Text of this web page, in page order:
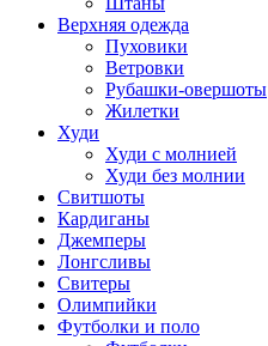
Верхняя одежда
Пуховики
Ветровки
Рубашки-овершоты
Жилетки
Худи
Худи с молнией
Худи без молнии
Свитшоты
Кардиганы
Джемперы
Лонгсливы
Свитеры
Олимпийки
Футболки и поло